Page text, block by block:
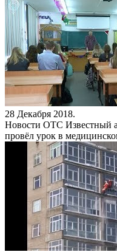
28 Декабря 2018.
Новости ОТС Известный
провёл урок в